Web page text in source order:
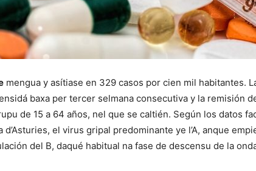
mengua y asítiase en 329 casos por cien mil habitantes.
baxa per tercer selmana consecutiva y la remisión
de 15 a 64 años, nel que se caltién. Según los datos
el virus gripal predominante ye l’A, anque
del B, daqué habitual na fase de descensu de la